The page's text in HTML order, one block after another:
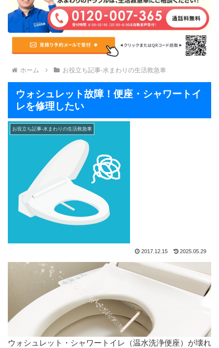
ホーム お役立ち記事-水まわりの生活救急車
ウォシュレット故障！便座・シャワートイ
レを修理したい
お役立ち記事-水まわりの生活救急車
2017.12.15 2025.05.29
ウォシュレット・シャワートイレ（温水洗浄便座）が壊れ